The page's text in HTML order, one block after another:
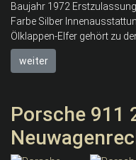
Baujahr 1972
Farbe Silber
Ölklappen-Elfer gehört zu
weiter
Porsche 911